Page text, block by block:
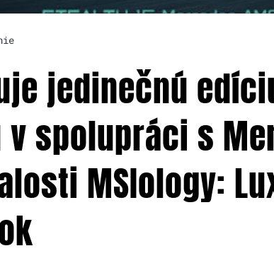
jedinečnú
spolupráci s
MSIology: